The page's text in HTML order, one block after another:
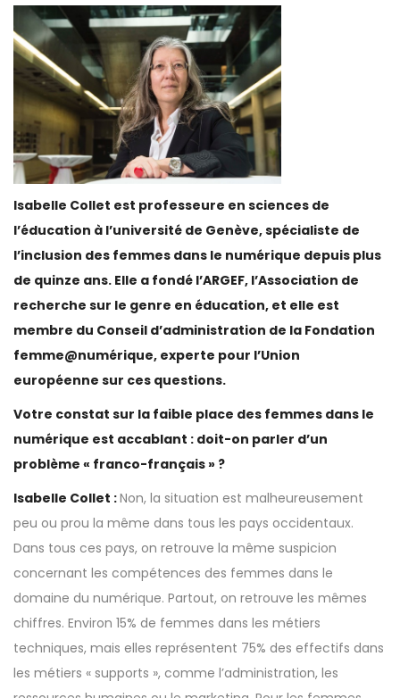
Isabelle Collet est professeure en sciences de
l’éducation à l’université de Genève, spécialiste de
l’inclusion des femmes dans le numérique depuis plus
de quinze ans. Elle a fondé l’ARGEF, l’Association de
recherche sur le genre en éducation, et elle est
membre du Conseil d’administration de la Fondation
femme@numérique, experte pour l’Union
européenne sur ces questions.
Votre constat sur la faible place des femmes dans le
numérique est accablant : doit-on parler d’un
problème « franco-français » ?
Isabelle Collet :Non, la situation est malheureusement
peu ou prou la même dans tous les pays occidentaux.
Dans tous ces pays, on retrouve la même suspicion
concernant les compétences des femmes dans le
domaine du numérique. Partout, on retrouve les mêmes
chiffres. Environ 15% de femmes dans les métiers
techniques, mais elles représentent 75% des effectifs dans
les métiers « supports », comme l’administration, les